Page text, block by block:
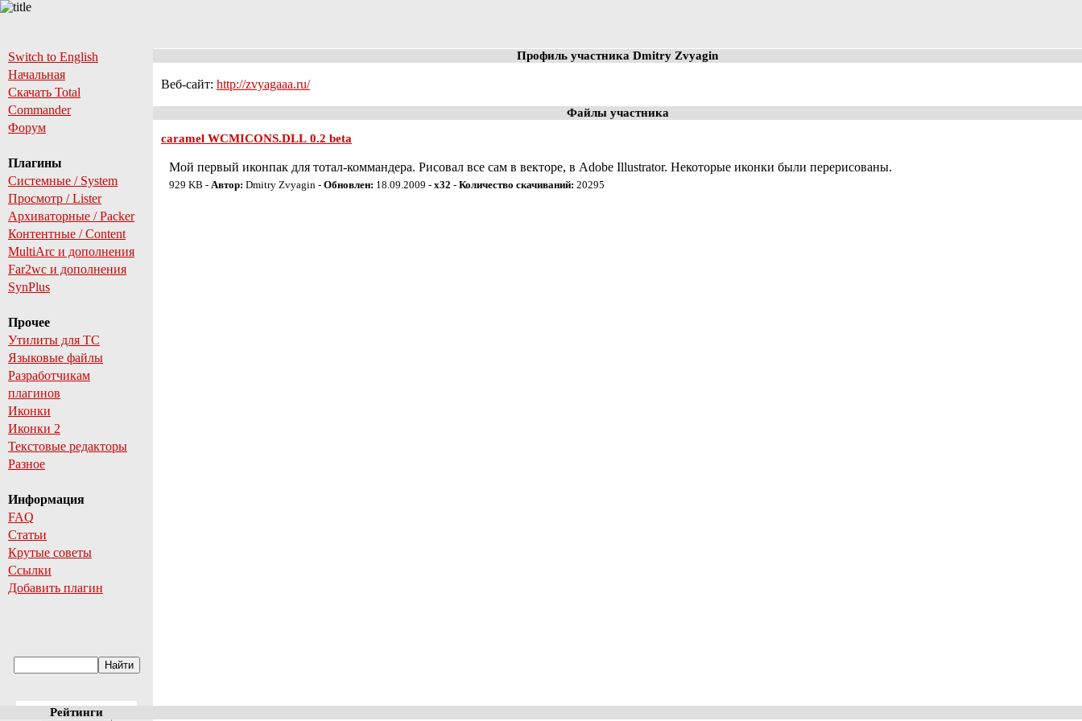
Switch to English
Начальная
Скачать Total
Commander
Форум
Плагины
Системные / System
Просмотр / Lister
Архиваторные / Packer
Контентные / Content
MultiArc и дополнения
Far2wc и дополнения
SynPlus
Прочее
Утилиты для TC
Языковые файлы
Разработчикам
плагинов
Иконки
Иконки 2
Текстовые редакторы
Разное
Информация
FAQ
Статьи
Крутые советы
Ссылки
Добавить плагин
Профиль участника Dmitry Zvyagin
Веб-сайт: http://zvyagaaa.ru/
Файлы участника
caramel WCMICONS.DLL 0.2 beta
Мой первый иконпак для тотал-коммандера. Рисовал все сам в векторе, в Adobe Illustrator. Некоторые иконки были перерисованы.
929 KB - Автор: Dmitry Zvyagin - Обновлен: 18.09.2009 - x32 - Количество скачиваний: 20295
Рейтинги